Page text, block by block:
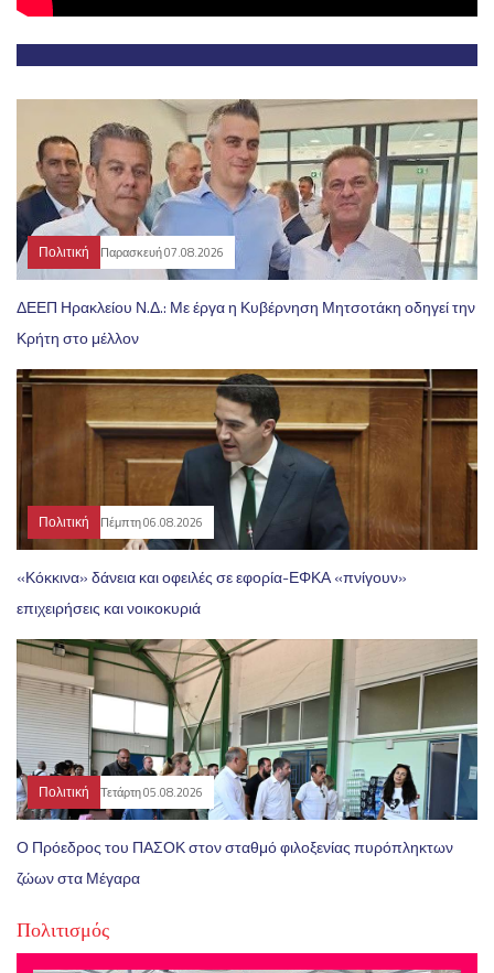
Πολιτική Παρασκευή 07.08.2026
ΔΕΕΠ Ηρακλείου Ν.Δ.: Με έργα η Κυβέρνηση Μητσοτάκη οδηγεί την
Κρήτη στο μέλλον
Πολιτική Πέμπτη 06.08.2026
«Κόκκινα» δάνεια και οφειλές σε εφορία-ΕΦΚΑ «πνίγουν»
επιχειρήσεις και νοικοκυριά
Πολιτική Τετάρτη 05.08.2026
Ο Πρόεδρος του ΠΑΣΟΚ στον σταθμό φιλοξενίας πυρόπληκτων
ζώων στα Μέγαρα
Πολιτισμός